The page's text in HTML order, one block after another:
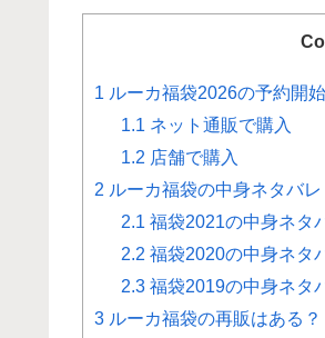
1 ルーカ福袋2026の予約開
1.1 ネット通販で購入
1.2 店舗で購入
2 ルーカ福袋の中身ネタバ
2.1 福袋2021の中身ネタ
2.2 福袋2020の中身ネタ
2.3 福袋2019の中身ネタ
3 ルーカ福袋の再販はある？